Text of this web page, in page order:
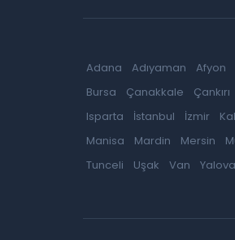
Adana Adıyaman Afyon
Bursa
Çanakkale Çankırı
Isparta
İstanbul İzmir
Manisa
Mardin Mersin
Tunceli
Uşak Van Yalova